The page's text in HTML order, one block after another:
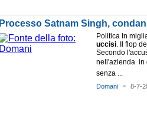
Processo Satnam Singh,
Politica In
uccisi. Il flop
Secondo
nell'azienda 
senza ...
Domani - 8-7-